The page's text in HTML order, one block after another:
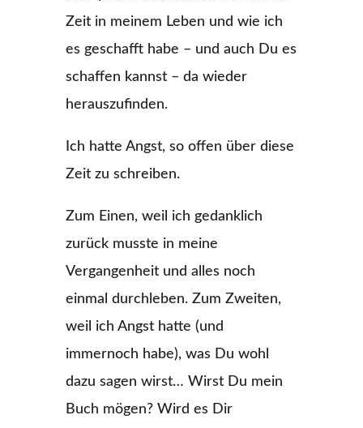
Zeit in meinem Leben und wie ich
es geschafft habe – und auch Du es
schaffen kannst – da wieder
herauszufinden.
Ich hatte Angst, so offen über diese
Zeit zu schreiben.
Zum Einen, weil ich gedanklich
zurück musste in meine
Vergangenheit und alles noch
einmal durchleben. Zum Zweiten,
weil ich Angst hatte (und
immernoch habe), was Du wohl
dazu sagen wirst… Wirst Du mein
Buch mögen? Wird es Dir